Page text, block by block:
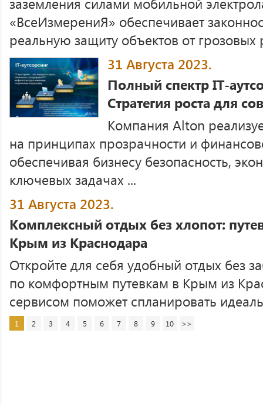
«ВсеИзмерениЯ» обеспечивает
реальную защиту объектов от грозовых
31 Августа 2023.
Полный спектр IT-
Стратегия роста для
Компания Alton
на принципах прозрачности и
обеспечивая бизнесу безопасность,
ключевых задачах ...
31 Августа 2023.
Комплексный отдых без хлопот:
Крым из Краснодара
Откройте для себя удобный отдых без
по комфортным путевкам в Крым из
сервисом поможет спланировать
1 2 3 4 5 6 7 8 9 10 >>